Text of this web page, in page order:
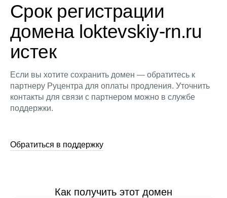
Срок регистрации
домена loktevskiy-rn.ru
истек
Если вы хотите сохранить домен — обратитесь к
партнеру Руцентра для оплаты продления. Уточнить
контакты для связи с партнером можно в службе
поддержки.
Обратиться в поддержку
Как получить этот домен